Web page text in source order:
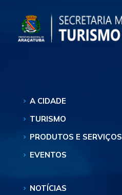
A CIDADE
TURISMO
PRODUTOS E SERVIÇOS
EVENTOS
NOTÍCIAS